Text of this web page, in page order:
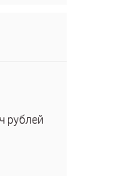
рублей